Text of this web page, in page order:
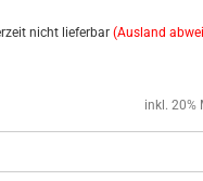
nicht lieferbar (Ausland
inkl. 20%